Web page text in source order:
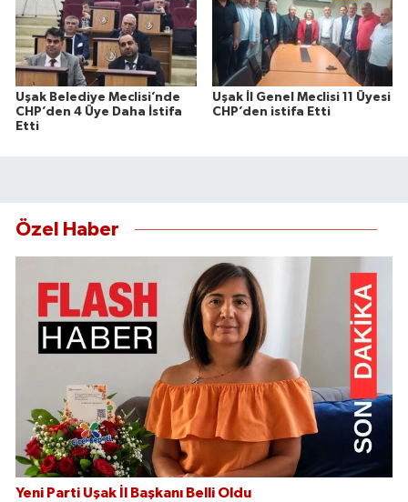
Uşak Belediye Meclisi’nde
CHP’den 4 Üye Daha İstifa
Etti
Uşak İl Genel Meclisi 11 Üyesi
CHP’den istifa Etti
Özel Haber
Yeni Parti Uşak İl Başkanı Belli Oldu